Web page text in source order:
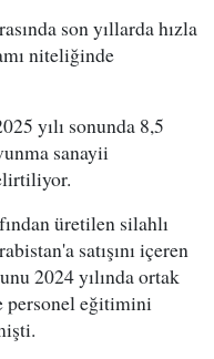
son yıllarda hızla
niteliğinde
yılı sonunda 8,5
sanayii
üretilen silahlı
satışını içeren
2024 yılında ortak
eğitimini